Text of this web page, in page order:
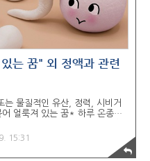
는 꿈" 외 정액과 관련
는 물질적인 유산, 정력, 시비거
얼룩져 있는 꿈* 하루 온종일
불쾌한 기분이 드는 꿈* 돈의
액이 많이 나와 쌓이는 꿈* 정
작품을 제작하게 된다. 정액이
15:31